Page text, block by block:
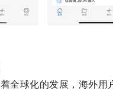
球化的发展，海外用